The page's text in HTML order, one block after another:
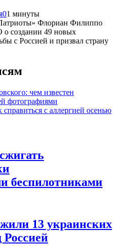
01 минуты
Флориан Филиппо
создании 49 новых
с Россией и призвал страну
чем известен
фотографиями
справиться с аллергией осенью
беспилотниками
13 украинских
Россией